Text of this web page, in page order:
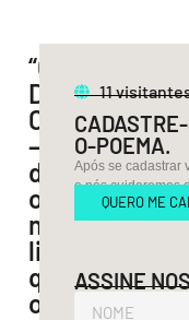
DO
CAOS
–
desenhos”,
o
novo
livro
que
o
11
O-POEMA.
Após se cadastrar
e nós cuidaremos
QUERO ME
ASSINE